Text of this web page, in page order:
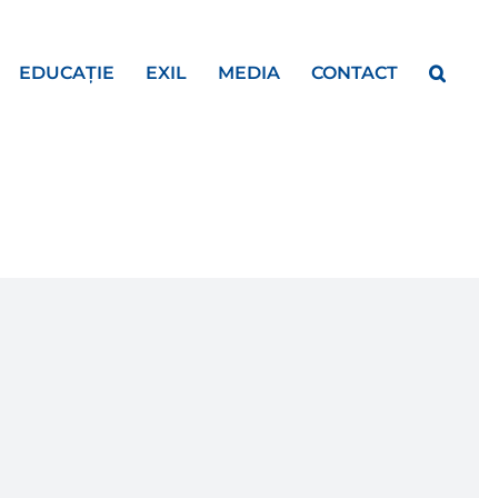
EDUCAȚIE EXIL MEDIA CONTACT